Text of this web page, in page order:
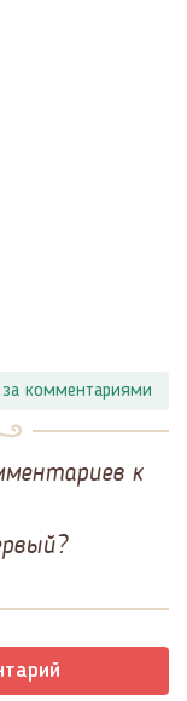
комментариями
к